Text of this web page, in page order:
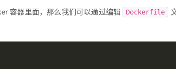
容器里面，那么我们可以通过编辑 Dockerfile